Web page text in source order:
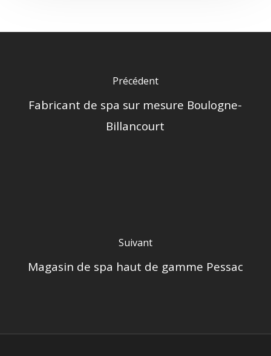
Précédent
Fabricant de spa sur mesure Boulogne-
Billancourt
Suivant
Magasin de spa haut de gamme Pessac